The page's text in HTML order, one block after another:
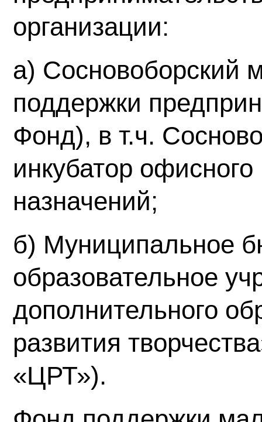
организации:
а) Сосновоборский
поддержки
Фонд), в т.ч.
инкубатор
назначений;
б) Муниципальное
образовательное
дополнительного
развития
«ЦРТ»).